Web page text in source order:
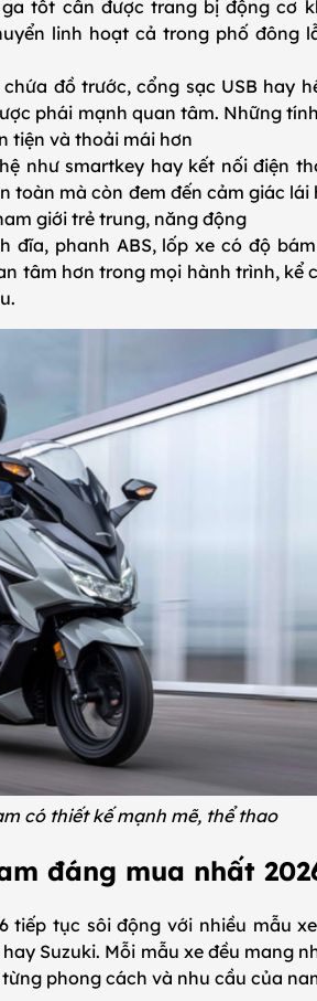
tốt cần được trang bị động cơ
linh hoạt cả trong phố đông
đồ trước, cổng sạc USB hay
phái mạnh quan tâm. Những
tiện và thoải mái hơn
như smartkey hay kết nối điện
toàn mà còn đem đến cảm giác lái
giới trẻ trung, năng động
đĩa, phanh ABS, lốp xe có độ
tâm hơn trong mọi hành trình, kể
có thiết kế mạnh mẽ, thể thao
đáng mua nhất
tiếp tục sôi động với nhiều mẫu
Suzuki. Mỗi mẫu xe đều mang
phong cách và nhu cầu của